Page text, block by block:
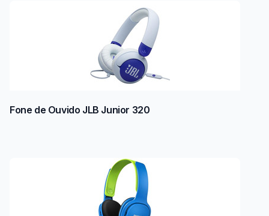
Fone de Ouvido JLB Junior 320